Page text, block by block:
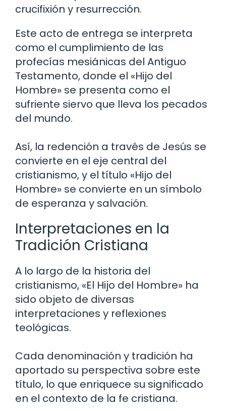
crucifixión y resurrección.
Este acto de entrega se interpreta
como el cumplimiento de las
profecías mesiánicas del Antiguo
Testamento, donde el «Hijo del
Hombre» se presenta como el
sufriente siervo que lleva los pecados
del mundo.
Así, la redención a través de Jesús se
convierte en el eje central del
cristianismo, y el título «Hijo del
Hombre» se convierte en un símbolo
de esperanza y salvación.
Interpretaciones en la
Tradición Cristiana
A lo largo de la historia del
cristianismo, «El Hijo del Hombre» ha
sido objeto de diversas
interpretaciones y reflexiones
teológicas.
Cada denominación y tradición ha
aportado su perspectiva sobre este
título, lo que enriquece su significado
en el contexto de la fe cristiana.